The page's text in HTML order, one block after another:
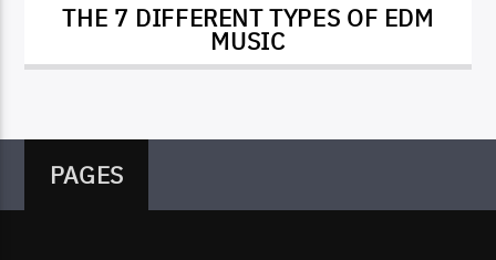
THE 7 DIFFERENT TYPES OF EDM
MUSIC
PAGES